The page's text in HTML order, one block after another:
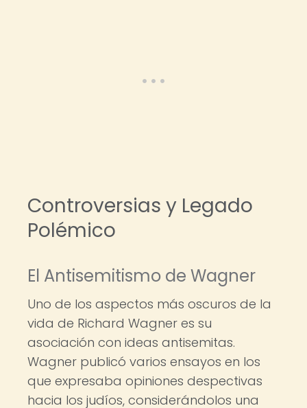
Controversias y Legado
Polémico
El Antisemitismo de Wagner
Uno de los aspectos más oscuros de la
vida de Richard Wagner es su
asociación con ideas antisemitas.
Wagner publicó varios ensayos en los
que expresaba opiniones despectivas
hacia los judíos, considerándolos una